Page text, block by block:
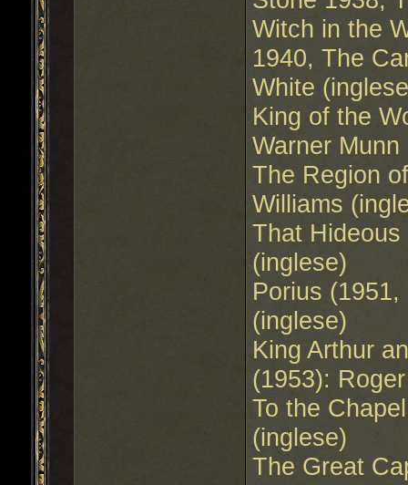
Witch in the
1940, The
White
King of the
Warner
The Region
Williams
That
(inglese)
Porius
(inglese)
King Arthur
(1953):
To the
(inglese)
The Great